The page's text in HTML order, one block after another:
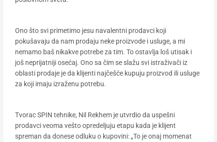
Ono što svi primetimo jesu navalentni prodavci koji
pokušavaju da nam prodaju neke proizvode i usluge, a mi
nemamo baš nikakve potrebe za tim. To ostavlja loš utisak i
još neprijatniji osećaj. Ono sa čim se slažu svi istraživači iz
oblasti prodaje je da klijenti najčešće kupuju proizvod ili usluge
za koji imaju izraženu potrebu.
Tvorac SPIN tehnike, Nil Rekhem je utvrdio da uspešni
prodavci veoma vešto opredeljuju etapu kada je klijent
spreman da donese odluku o kupovini: „To je onaj momenat